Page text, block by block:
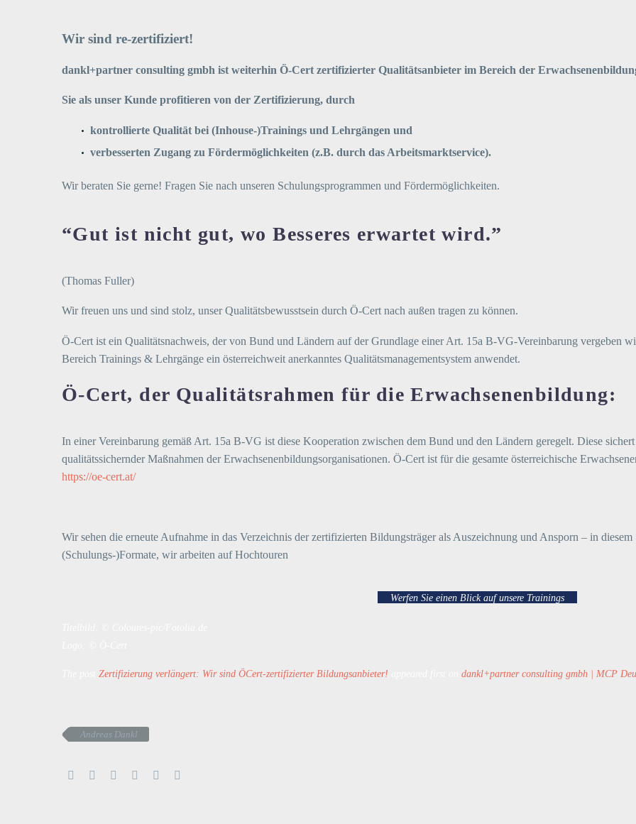
Wir sind re-zertifiziert!
dankl+partner consulting gmbh ist weiterhin Ö-Cert zertifizierter Qualitätsanbieter im Bereich der
Sie als unser Kunde profitieren von der Zertifizierung, durch
kontrollierte Qualität bei (Inhouse-)Trainings und Lehrgängen und
verbesserten Zugang zu Fördermöglichkeiten (z.B. durch das Arbeitsmarktservice).
Wir beraten Sie gerne! Fragen Sie nach unseren Schulungsprogrammen und Fördermöglichkeiten.
“Gut ist nicht gut, wo Besseres erwartet wird.”
(Thomas Fuller)
Wir freuen uns und sind stolz, unser Qualitätsbewusstsein durch Ö-Cert nach außen tragen zu können.
Ö-Cert ist ein Qualitätsnachweis, der von Bund und Ländern auf der Grundlage einer Art. 15a B-VG-Vereinbarung vergeben
Bereich Trainings & Lehrgänge ein österreichweit anerkanntes Qualitätsmanagementsystem anwendet.
Ö-Cert, der Qualitätsrahmen für die Erwachsenenbildung:
In einer Vereinbarung gemäß Art. 15a B-VG ist diese Kooperation zwischen dem Bund und den Ländern geregelt. Diese
qualitätssichernder Maßnahmen der Erwachsenenbildungsorganisationen. Ö-Cert ist für die gesamte österreichische
https://oe-cert.at/
Wir sehen die erneute Aufnahme in das Verzeichnis der zertifizierten Bildungsträger als Auszeichnung und Ansporn – in
(Schulungs-)Formate, wir arbeiten auf Hochtouren
Werfen Sie einen Blick auf unsere Trainings
Zertifizierung verlängert: Wir sind ÖCert-zertifizierter Bildungsanbieter! dankl+partner consulting gmbh | MCP
Andreas Dankl